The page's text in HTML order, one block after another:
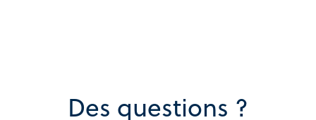
Des questions ?